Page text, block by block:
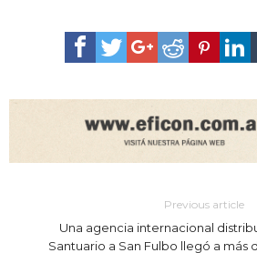
Previous article
Una agencia internacional
Santuario a San Fulbo llegó a más